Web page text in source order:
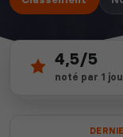
7
serveurs
depuis
4,5/5
noté par 1